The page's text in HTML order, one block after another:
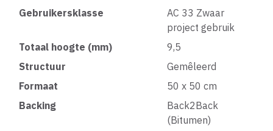
Gebruikersklasse
AC 33 Zwaar
project gebruik
Totaal hoogte (mm)
9,5
Structuur
Gemêleerd
Formaat
50 x 50 cm
Backing
Back2Back
(Bitumen)